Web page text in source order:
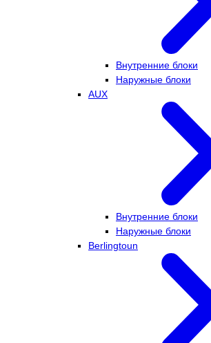
Внутренние блоки
Наружные блоки
AUX
Внутренние блоки
Наружные блоки
Berlingtoun